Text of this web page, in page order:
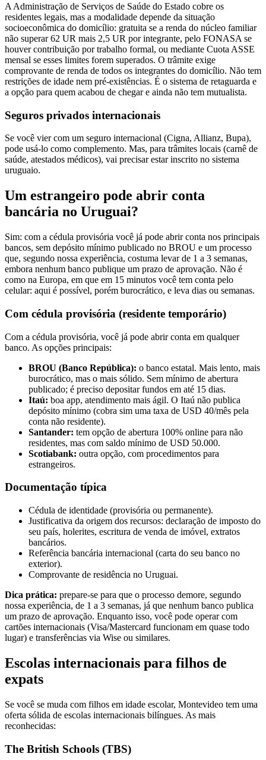
A Administração de Serviços de Saúde do Estado cobre os
residentes legais, mas a modalidade depende da situação
socioeconômica do domicílio: gratuita se a renda do núcleo familiar
não superar 62 UR mais 2,5 UR por integrante, pelo FONASA se
houver contribuição por trabalho formal, ou mediante Cuota ASSE
mensal se esses limites forem superados. O trâmite exige
comprovante de renda de todos os integrantes do domicílio. Não tem
restrições de idade nem pré-existências. É o sistema de retaguarda e
a opção para quem acabou de chegar e ainda não tem mutualista.
Seguros privados internacionais
Se você vier com um seguro internacional (Cigna, Allianz, Bupa),
pode usá-lo como complemento. Mas, para trâmites locais (carnê de
saúde, atestados médicos), vai precisar estar inscrito no sistema
uruguaio.
Um estrangeiro pode abrir conta
bancária no Uruguai?
Sim: com a cédula provisória você já pode abrir conta nos principais
bancos, sem depósito mínimo publicado no BROU e um processo
que, segundo nossa experiência, costuma levar de 1 a 3 semanas,
embora nenhum banco publique um prazo de aprovação. Não é
como na Europa, em que em 15 minutos você tem conta pelo
celular: aqui é possível, porém burocrático, e leva dias ou semanas.
Com cédula provisória (residente temporário)
Com a cédula provisória, você já pode abrir conta em qualquer
banco. As opções principais:
BROU (Banco República): o banco estatal. Mais lento, mais
burocrático, mas o mais sólido. Sem mínimo de abertura
publicado; é preciso depositar fundos em até 15 dias.
Itaú: boa app, atendimento mais ágil. O Itaú não publica
depósito mínimo (cobra sim uma taxa de USD 40/mês pela
conta não residente).
Santander: tem opção de abertura 100% online para não
residentes, mas com saldo mínimo de USD 50.000.
Scotiabank: outra opção, com procedimentos para
estrangeiros.
Documentação típica
Cédula de identidade (provisória ou permanente).
Justificativa da origem dos recursos: declaração de imposto do
seu país, holerites, escritura de venda de imóvel, extratos
bancários.
Referência bancária internacional (carta do seu banco no
exterior).
Comprovante de residência no Uruguai.
Dica prática: prepare-se para que o processo demore, segundo
nossa experiência, de 1 a 3 semanas, já que nenhum banco publica
um prazo de aprovação. Enquanto isso, você pode operar com
cartões internacionais (Visa/Mastercard funcionam em quase todo
lugar) e transferências via Wise ou similares.
Escolas internacionais para filhos de
expats
Se você se muda com filhos em idade escolar, Montevideo tem uma
oferta sólida de escolas internacionais bilíngues. As mais
reconhecidas:
The British Schools (TBS)